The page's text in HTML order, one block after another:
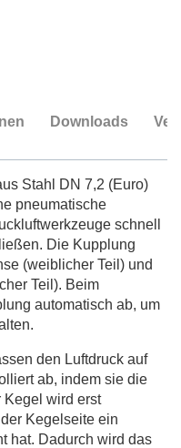
Downloads
Stahl DN 7,2 (Euro)
pneumatische
schnell
Die Kupplung
(weiblicher Teil) und
Teil). Beim
automatisch ab, um
den Luftdruck auf
ab, indem sie die
Kegel wird erst
Kegelseite ein
hat. Dadurch wird das